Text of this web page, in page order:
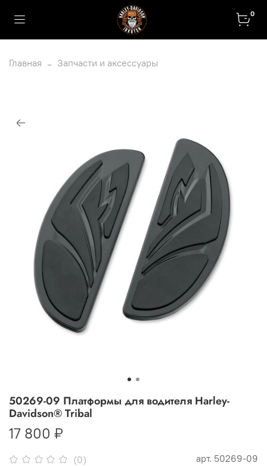
0
Главная Запчасти и аксессуары
(0) арт. 50269-09
50269-09 Платформы для водителя Harley-
Davidson® Tribal
17 800 ₽